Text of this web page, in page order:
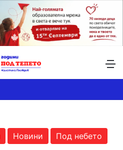
Новини Под небето